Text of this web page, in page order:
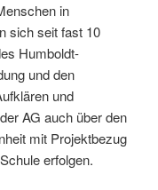
in
sich seit fast 10
Humboldt-
und den
und
AG auch über den
mit Projektbezug
erfolgen.